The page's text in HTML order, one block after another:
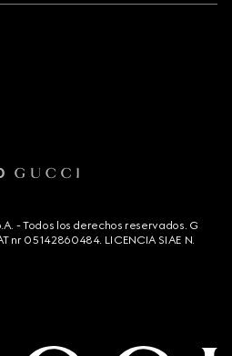
- Todos los derechos reservados. G
nr 05142860484. LICENCIA SIAE N.